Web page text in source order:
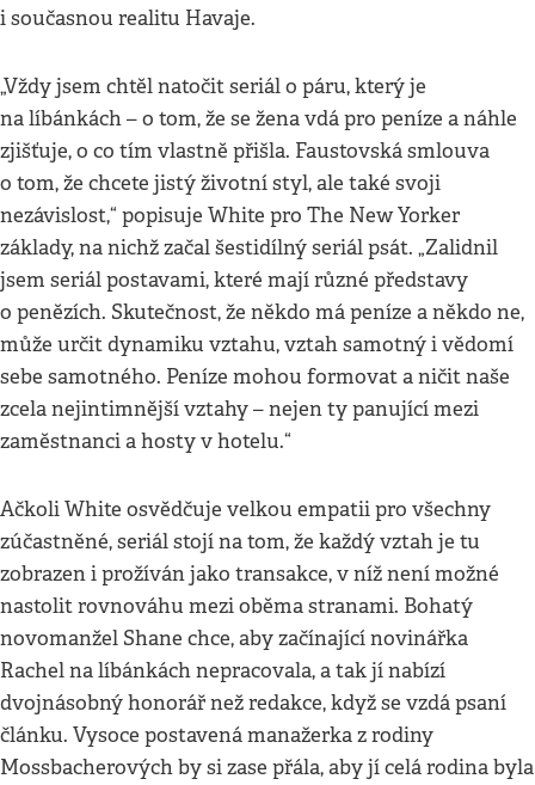
i současnou realitu Havaje.
„Vždy jsem chtěl natočit seriál o páru, který je
na líbánkách – o tom, že se žena vdá pro peníze a náhle
zjišťuje, o co tím vlastně přišla. Faustovská smlouva
o tom, že chcete jistý životní styl, ale také svoji
nezávislost,“ popisuje White pro The New Yorker
základy, na nichž začal šestidílný seriál psát. „Zalidnil
jsem seriál postavami, které mají různé představy
o penězích. Skutečnost, že někdo má peníze a někdo ne,
může určit dynamiku vztahu, vztah samotný i vědomí
sebe samotného. Peníze mohou formovat a ničit naše
zcela nejintimnější vztahy – nejen ty panující mezi
zaměstnanci a hosty v hotelu.“
Ačkoli White osvědčuje velkou empatii pro všechny
zúčastněné, seriál stojí na tom, že každý vztah je tu
zobrazen i prožíván jako transakce, v níž není možné
nastolit rovnováhu mezi oběma stranami. Bohatý
novomanžel Shane chce, aby začínající novinářka
Rachel na líbánkách nepracovala, a tak jí nabízí
dvojnásobný honorář než redakce, když se vzdá psaní
článku. Vysoce postavená manažerka z rodiny
Mossbacherových by si zase přála, aby jí celá rodina byla